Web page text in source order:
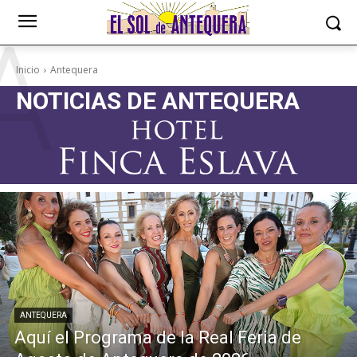
Inicio Antequera
NOTICIAS DE ANTEQUERA
ANTEQUERA
Aquí el Programa de la Real Feria de